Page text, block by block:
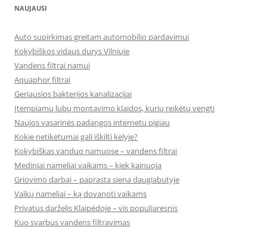
NAUJAUSI
Auto supirkimas greitam automobilio pardavimui
Kokybiškos vidaus durys Vilniuje
Vandens filtrai namui
Aquaphor filtrai
Geriausios bakterijos kanalizacijai
Įtempiamų lubų montavimo klaidos, kurių reikėtų vengti
Naujos vasarinės padangos internetu pigiau
Kokie netikėtumai gali iškilti kelyje?
Kokybiškas vanduo namuose – vandens filtrai
Mediniai nameliai vaikams – kiek kainuoja
Griovimo darbai – paprasta siena daugiabutyje
Vaikų nameliai – ką dovanoti vaikams
Privatus darželis Klaipėdoje – vis populiaresnis
Kuo svarbus vandens filtravimas